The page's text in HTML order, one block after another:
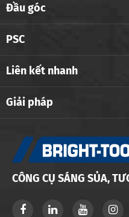
Đầu góc
PSC
Liên kết nhanh
Giải pháp
CÔNG CỤ SÁNG SỦA,